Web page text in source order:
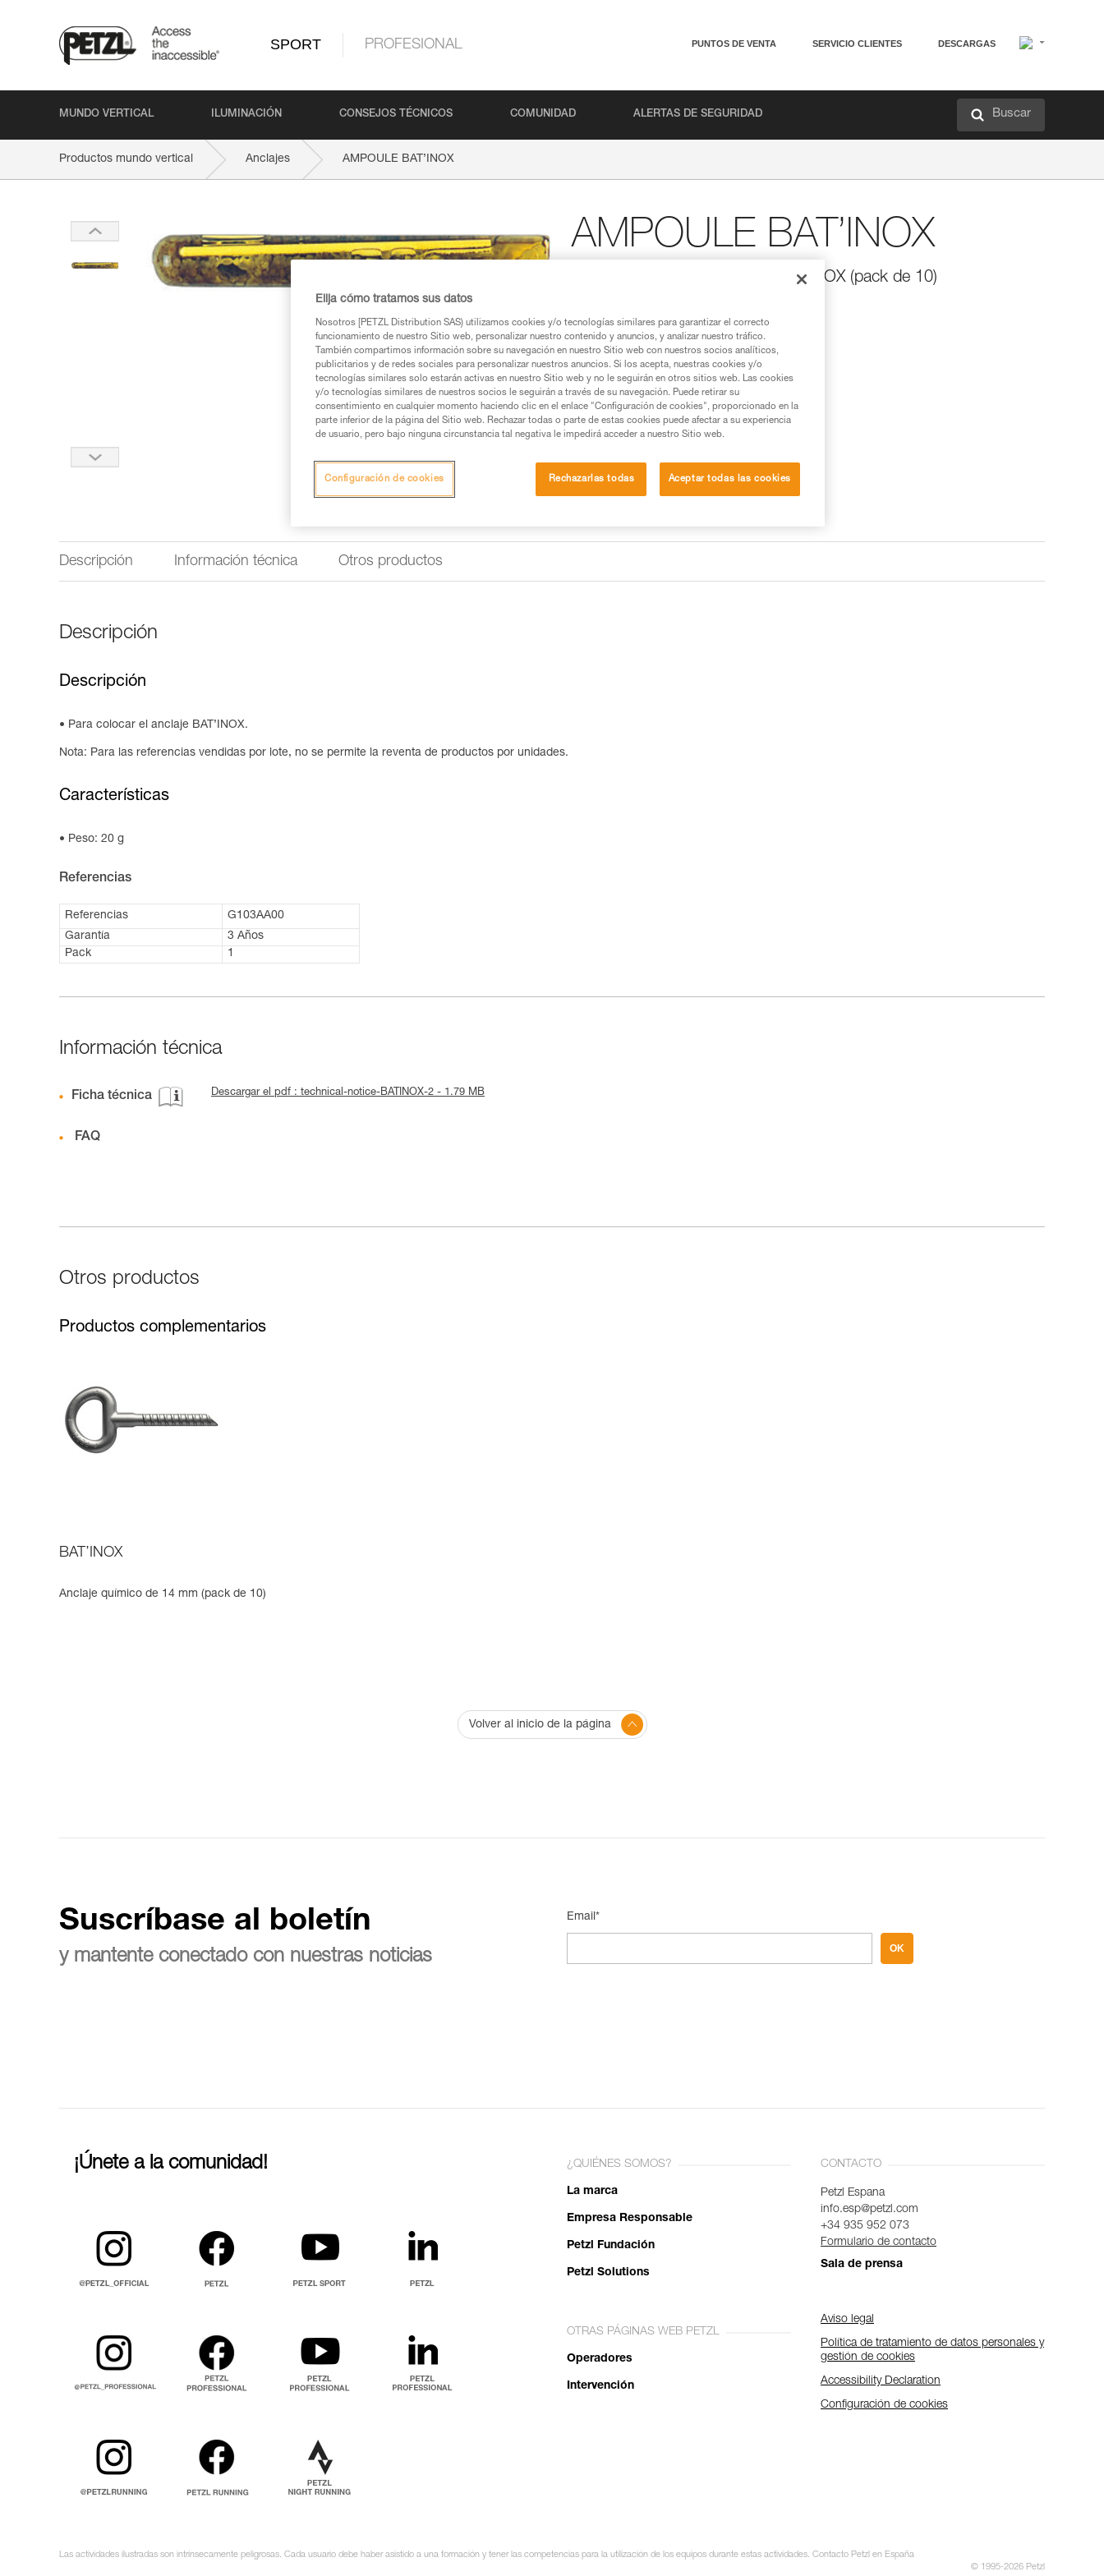
SPORT PROFESIONAL PUNTOS DE VENTA SERVICIO CLIENTES DESCARGAS
MUNDO VERTICAL ILUMINACIÓN CONSEJOS TÉCNICOS COMUNIDAD ALERTAS DE SEGURIDAD Buscar
Productos mundo vertical Anclajes AMPOULE BAT’INOX
AMPOULE BAT’INOX
Cola para el anclaje químico BAT’INOX (pack de 10)
Buscar un punto de venta
Descripción Información técnica Otros productos
Descripción
Descripción
Para colocar el anclaje BAT’INOX.
Nota: Para las referencias vendidas por lote, no se permite la reventa de productos por unidades.
Características
Peso: 20 g
Referencias
Referencias
G103AA00
Garantía
3 Años
Pack
1
Información técnica
Ficha técnica Descargar el pdf : technical-notice-BATINOX-2 - 1.79 MB
FAQ
Otros productos
Productos complementarios
BAT’INOX
Anclaje químico de 14 mm (pack de 10)
Volver al inicio de la página
Suscríbase al boletín
y mantente conectado con nuestras noticias
Email*
OK
¡Únete a la comunidad! ¿QUIÉNES SOMOS?
La marca
Empresa Responsable
Petzl Fundación
Petzl Solutions
OTRAS PÁGINAS WEB PETZL
Operadores
Intervención
CONTACTO
Petzl Espana
info.esp@petzl.com
+34 935 952 073
Formulario de contacto
Sala de prensa
Aviso legal
Política de tratamiento de datos personales y
gestión de cookies
Accessibility Declaration
Configuración de cookies
Las actividades ilustradas son intrínsecamente peligrosas. Cada usuario debe haber asistido a una formación y tener las competencias para la utilización de los equipos durante estas actividades. Contacto Petzl en España
© 1995-2026 Petzl
Elija cómo tratamos sus datos
Nosotros [PETZL Distribution SAS) utilizamos cookies y/o tecnologías similares para garantizar el correcto
funcionamiento de nuestro Sitio web, personalizar nuestro contenido y anuncios, y analizar nuestro tráfico.
También compartimos información sobre su navegación en nuestro Sitio web con nuestros socios analíticos,
publicitarios y de redes sociales para personalizar nuestros anuncios. Si los acepta, nuestras cookies y/o
tecnologías similares solo estarán activas en nuestro Sitio web y no le seguirán en otros sitios web. Las cookies
y/o tecnologías similares de nuestros socios le seguirán a través de su navegación. Puede retirar su
consentimiento en cualquier momento haciendo clic en el enlace "Configuración de cookies", proporcionado en la
parte inferior de la página del Sitio web. Rechazar todas o parte de estas cookies puede afectar a su experiencia
de usuario, pero bajo ninguna circunstancia tal negativa le impedirá acceder a nuestro Sitio web.
Rechazarlas todas Aceptar todas las cookies
Configuración de cookies